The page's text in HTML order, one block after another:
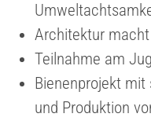
Architektur
Teilnahme am
Bienenprojekt
und Produktion